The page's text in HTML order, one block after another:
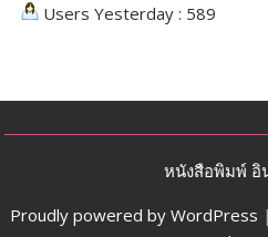
Users Yesterday : 589
หนังสือพิมพ์ อิ
Proudly powered by WordPress |